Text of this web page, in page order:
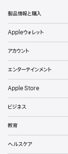
l製品情報と購入
Appleウォレット
アカウント
エンターテインメント
Apple Store
ビジネス
教育
ヘルスケア